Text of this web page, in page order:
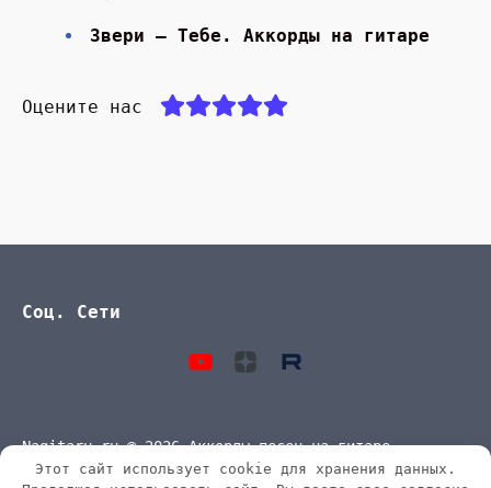
Звери — Тебе. Аккорды на гитаре
Оцените нас
Соц. Сети
Nagitaru.ru © 2026 Аккорды песен на гитаре
Этот сайт использует cookie для хранения данных.